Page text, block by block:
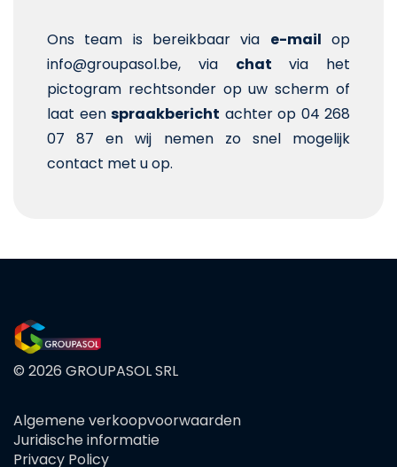
Ons team is bereikbaar via e-mail op
info@groupasol.be, via chat via het
pictogram rechtsonder op uw scherm of
laat een spraakbericht achter op 04 268
07 87 en wij nemen zo snel mogelijk
contact met u op.
© 2026 GROUPASOL SRL
FOOTER
MENU
Algemene verkoopvoorwaarden
Juridische informatie
Privacy Policy